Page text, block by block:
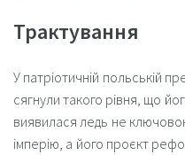
Трактування
У патріотичній польській
сягнули такого рівня, що
виявилася ледь не
імперію, а його проєкт